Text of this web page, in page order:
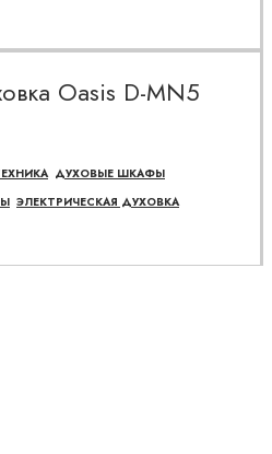
Oasis D-MN5
ДУХОВЫЕ ШКАФЫ
ЭЛЕКТРИЧЕСКАЯ ДУХОВКА